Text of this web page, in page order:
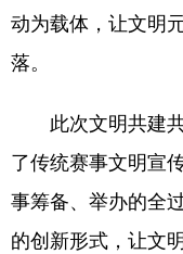
动为载体，让文明
落。
此次文明共建共
了传统赛事文明宣
事筹备、举办的全
的创新形式，让文